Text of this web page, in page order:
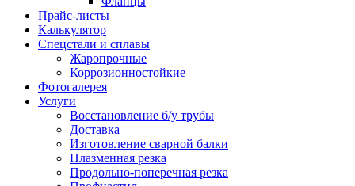
Прайс-листы
Калькулятор
Спецстали и сплавы
Жаропрочные
Коррозионностойкие
Фотогалерея
Услуги
Восстановление б/у трубы
Доставка
Изготовление сварной балки
Плазменная резка
Продольно-поперечная резка